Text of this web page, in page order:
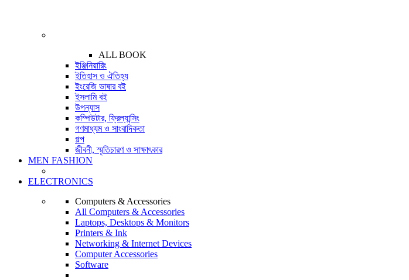
ALL BOOK
ইঞ্জিনিয়ারিং
ইতিহাস ও ঐতিহ্য
ইংরেজি ভাষার বই
ইসলামি বই
উপন্যাস
কম্পিউটার, ফ্রিল্যান্সিং
গণমাধ্যম ও সাংবাদিকতা
গল্প
জীবনী, স্মৃতিচারণ ও সাক্ষাৎকার
MEN FASHION
ELECTRONICS
Computers & Accessories
All Computers & Accessories
Laptops, Desktops & Monitors
Printers & Ink
Networking & Internet Devices
Computer Accessories
Software